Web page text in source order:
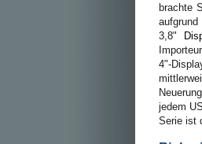
brachte
3,8"
4"-
jedem
Serie ist